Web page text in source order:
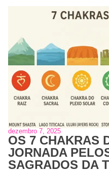
dezembro 7, 2025
OS 7 CHAKRAS
JORNADA
SAGRADOS DA